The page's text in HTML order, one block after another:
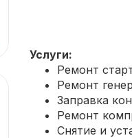
Услуги:
Ремонт
Ремонт
Заправка
Ремонт
Снятие и